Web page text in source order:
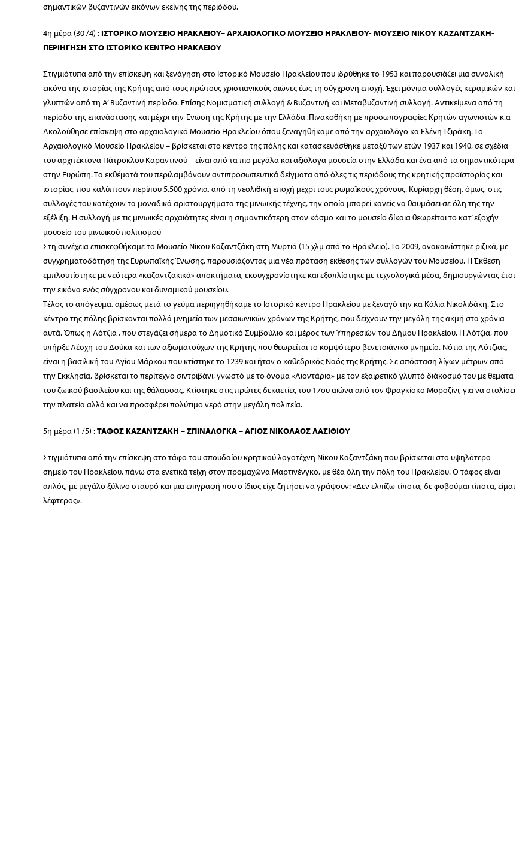
σημαντικών βυζαντινών εικόνων εκείνης της περιόδου.
4η μέρα (30 /4) : ΙΣΤΟΡΙΚΟ ΜΟΥΣΕΙΟ ΗΡΑΚΛΕΙΟΥ– ΑΡΧΑΙΟΛΟΓΙΚΟ ΜΟΥΣΕΙΟ ΗΡΑΚΛΕΙΟΥ- ΜΟΥΣΕΙΟ ΝΙΚΟΥ ΚΑΖΑΝΤΖΑΚΗ-
ΠΕΡΙΗΓΗΣΗ ΣΤΟ ΙΣΤΟΡΙΚΟ ΚΕΝΤΡΟ ΗΡΑΚΛΕΙΟΥ
Στιγμιότυπα από την επίσκεψη και ξενάγηση στο Ιστορικό Μουσείο Ηρακλείου που ιδρύθηκε το 1953 και παρουσιάζει μια συνολική
εικόνα της ιστορίας της Κρήτης από τους πρώτους χριστιανικούς αιώνες έως τη σύγχρονη εποχή. Έχει μόνιμα συλλογές κεραμικών και
γλυπτών από τη Α’ Βυζαντινή περίοδο. Επίσης Νομισματική συλλογή & Βυζαντινή και Μεταβυζαντινή συλλογή. Αντικείμενα από τη
περίοδο της επανάστασης και μέχρι την Ένωση της Κρήτης με την Ελλάδα ,Πινακοθήκη με προσωπογραφίες Κρητών αγωνιστών κ.α
Ακολούθησε επίσκεψη στο αρχαιολογικό Μουσείο Ηρακλείου όπου ξεναγηθήκαμε από την αρχαιολόγο κα Ελένη Τζιράκη. Το
Αρχαιολογικό Μουσείο Ηρακλείου – βρίσκεται στο κέντρο της πόλης και κατασκευάσθηκε μεταξύ των ετών 1937 και 1940, σε σχέδια
του αρχιτέκτονα Πάτροκλου Καραντινού – είναι από τα πιο μεγάλα και αξιόλογα μουσεία στην Ελλάδα και ένα από τα σημαντικότερα
στην Ευρώπη. Τα εκθέματά του περιλαμβάνουν αντιπροσωπευτικά δείγματα από όλες τις περιόδους της κρητικής προϊστορίας και
ιστορίας, που καλύπτουν περίπου 5.500 χρόνια, από τη νεολιθική εποχή μέχρι τους ρωμαϊκούς χρόνους. Κυρίαρχη θέση, όμως, στις
συλλογές του κατέχουν τα μοναδικά αριστουργήματα της μινωικής τέχνης, την οποία μπορεί κανείς να θαυμάσει σε όλη της την
εξέλιξη. Η συλλογή με τις μινωικές αρχαιότητες είναι η σημαντικότερη στον κόσμο και το μουσείο δίκαια θεωρείται το κατ’ εξοχήν
μουσείο του μινωικού πολιτισμού
Στη συνέχεια επισκεφθήκαμε το Μουσείο Νίκου Καζαντζάκη στη Μυρτιά (15 χλμ από το Ηράκλειο). Το 2009, ανακαινίστηκε ριζικά, με
συγχρηματοδότηση της Ευρωπαϊκής Ένωσης, παρουσιάζοντας μια νέα πρόταση έκθεσης των συλλογών του Μουσείου. Η Έκθεση
εμπλουτίστηκε με νεότερα «καζαντζακικά» αποκτήματα, εκσυγχρονίστηκε και εξοπλίστηκε με τεχνολογικά μέσα, δημιουργώντας έτσι
την εικόνα ενός σύγχρονου και δυναμικού μουσείου.
Τέλος το απόγευμα, αμέσως μετά το γεύμα περιηγηθήκαμε το Ιστορικό κέντρο Ηρακλείου με ξεναγό την κα Κάλια Νικολιδάκη. Στο
κέντρο της πόλης βρίσκονται πολλά μνημεία των μεσαιωνικών χρόνων της Κρήτης, που δείχνουν την μεγάλη της ακμή στα χρόνια
αυτά. Όπως η Λότζια , που στεγάζει σήμερα το Δημοτικό Συμβούλιο και μέρος των Υπηρεσιών του Δήμου Ηρακλείου. Η Λότζια, που
υπήρξε Λέσχη του Δούκα και των αξιωματούχων της Κρήτης που θεωρείται το κομψότερο βενετσιάνικο μνημείο. Νότια της Λότζιας,
είναι η βασιλική του Αγίου Μάρκου που κτίστηκε το 1239 και ήταν ο καθεδρικός Ναός της Κρήτης. Σε απόσταση λίγων μέτρων από
την Εκκλησία, βρίσκεται το περίτεχνο σιντριβάνι, γνωστό με το όνομα «Λιοντάρια» με τον εξαιρετικό γλυπτό διάκοσμό του με θέματα
του ζωικού βασιλείου και της θάλασσας. Κτίστηκε στις πρώτες δεκαετίες του 17ου αιώνα από τον Φραγκίσκο Μοροζίνι, για να στολίσει
την πλατεία αλλά και να προσφέρει πολύτιμο νερό στην μεγάλη πολιτεία.
5η μέρα (1 /5) :ΤΑΦΟΣ ΚΑΖΑΝΤΖΑΚΗ – ΣΠΙΝΑΛΟΓΚΑ – ΑΓΙΟΣ ΝΙΚΟΛΑΟΣ ΛΑΣΙΘΙΟΥ
Στιγμιότυπα από την επίσκεψη στο τάφο του σπουδαίου κρητικού λογοτέχνη Νίκου Καζαντζάκη που βρίσκεται στο υψηλότερο
σημείο του Ηρακλείου, πάνω στα ενετικά τείχη στον προμαχώνα Μαρτινένγκο, με θέα όλη την πόλη του Ηρακλείου. Ο τάφος είναι
απλός, με μεγάλο ξύλινο σταυρό και μια επιγραφή που ο ίδιος είχε ζητήσει να γράψουν: «Δεν ελπίζω τίποτα, δε φοβούμαι τίποτα, είμαι
λέφτερος».